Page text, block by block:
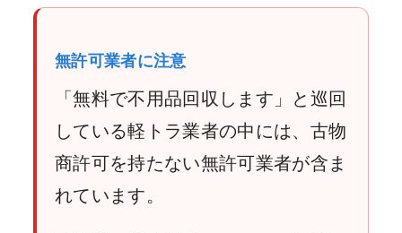
無許可業者に注意
「無料で不用品回収します」と巡回
している軽トラ業者の中には、古物
商許可を持たない無許可業者が含ま
れています。